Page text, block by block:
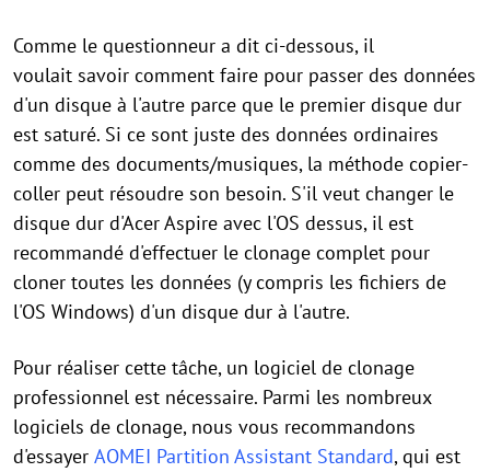
Comme le questionneur a dit ci-dessous, il
voulait savoir comment faire pour passer des données
d'un disque à l'autre parce que le premier disque dur
est saturé. Si ce sont juste des données ordinaires
comme des documents/musiques, la méthode copier-
coller peut résoudre son besoin. S'il veut changer le
disque dur d'Acer Aspire avec l'OS dessus, il est
recommandé d'effectuer le clonage complet pour
cloner toutes les données (y compris les fichiers de
l'OS Windows) d'un disque dur à l'autre.
Pour réaliser cette tâche, un logiciel de clonage
professionnel est nécessaire. Parmi les nombreux
logiciels de clonage, nous vous recommandons
d'essayer AOMEI Partition Assistant Standard, qui est